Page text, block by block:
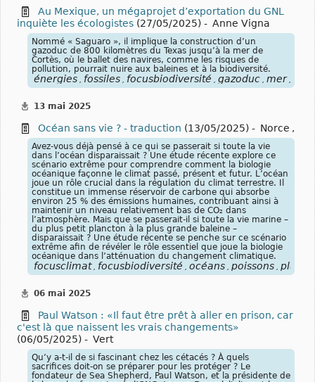
Au Mexique, un mégaprojet d’exportation du GNL
inquiète les écologistes (27/05/2025) - Anne Vigna
Nommé « Saguaro », il implique la construction d’un
gazoduc de 800 kilomètres du Texas jusqu’à la mer de
Cortès, où le ballet des navires, comme les risques de
pollution, pourrait nuire aux baleines et à la biodiversité.
énergies fossiles focusbiodiversité gazoduc mer
13 mai 2025
Océan sans vie ? - traduction (13/05/2025) - Norce ,
Avez-vous déjà pensé à ce qui se passerait si toute la vie
dans l’océan disparaissait ? Une étude récente explore ce
scénario extrême pour comprendre comment la biologie
océanique façonne le climat passé, présent et futur. L’océan
joue un rôle crucial dans la régulation du climat terrestre. Il
constitue un immense réservoir de carbone qui absorbe
environ 25 % des émissions humaines, contribuant ainsi à
maintenir un niveau relativement bas de CO₂ dans
l’atmosphère. Mais que se passerait-il si toute la vie marine –
du plus petit plancton à la plus grande baleine –
disparaissait ? Une étude récente se penche sur ce scénario
extrême afin de révéler le rôle essentiel que joue la biologie
océanique dans l’atténuation du changement climatique.
focusclimat focusbiodiversité océans poissons
06 mai 2025
Paul Watson : «Il faut être prêt à aller en prison, car
c'est là que naissent les vrais changements»
(06/05/2025) - Vert
Qu’y a-t-il de si fascinant chez les cétacés ? À quels
sacrifices doit-on se préparer pour les protéger ? Le
fondateur de Sea Shepherd, Paul Watson, et la présidente de